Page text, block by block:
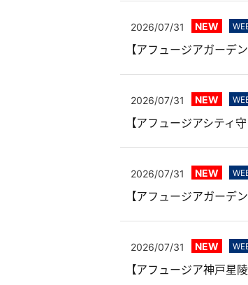
2026/07/31 NEW
【アフュージアガーデ
2026/07/31 NEW
【アフュージアシティ
2026/07/31 NEW
【アフュージアガーデ
2026/07/31 NEW
【アフュージア神戸星